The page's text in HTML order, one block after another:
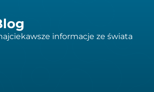
informacje ze świata